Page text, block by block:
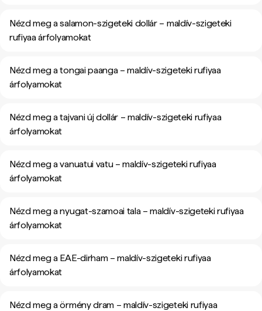
Nézd meg a salamon-szigeteki dollár – maldív-szigeteki
rufiyaa árfolyamokat
Nézd meg a tongai paanga – maldív-szigeteki rufiyaa
árfolyamokat
Nézd meg a tajvani új dollár – maldív-szigeteki rufiyaa
árfolyamokat
Nézd meg a vanuatui vatu – maldív-szigeteki rufiyaa
árfolyamokat
Nézd meg a nyugat-szamoai tala – maldív-szigeteki rufiyaa
árfolyamokat
Nézd meg a EAE-dirham – maldív-szigeteki rufiyaa
árfolyamokat
Nézd meg a örmény dram – maldív-szigeteki rufiyaa